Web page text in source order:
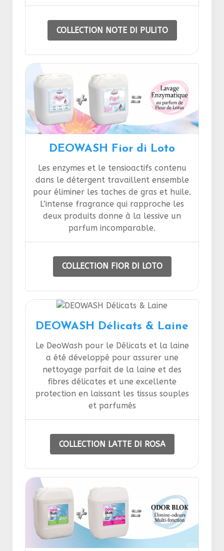
COLLECTION NOTE DI PULITO
DEOWASH Fior di Loto
Les enzymes et le tensioactifs contenu
dans le détergent travaillent ensemble
pour éliminer les taches de gras et huile.
L’intense fragrance qui rapproche les
deux produits donne à la lessive un
parfum incomparable.
COLLECTION FIOR DI LOTO
DEOWASH Délicats & Laine
Le DeoWash pour le Délicats et la laine
a été développé pour assurer une
nettoyage parfait de la laine et des
fibres délicates et une excellente
protection en laissant les tissus souples
et parfumés
COLLECTION LATTE DI ROSA